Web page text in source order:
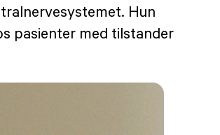
Hun
pasienter med tilstander